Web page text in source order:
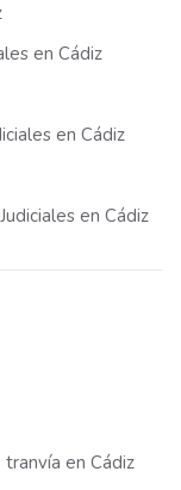
en Cádiz
en Cádiz
en Cádiz
en Cádiz